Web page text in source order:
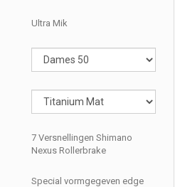
Ultra Mik
7 Versnellingen Shimano
Nexus Rollerbrake
Special vormgegeven edge